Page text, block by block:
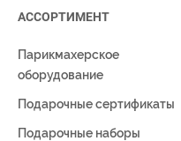
АССОРТИМЕНТ
Парикмахерское
оборудование
Подарочные сертификаты
Подарочные наборы